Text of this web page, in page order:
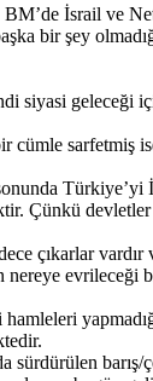
İsrail ve
bir şey
siyasi geleceği
cümle sarfetmiş
Çünkü devletler
çıkarlar vardır
nereye evrileceği
sürdürülen